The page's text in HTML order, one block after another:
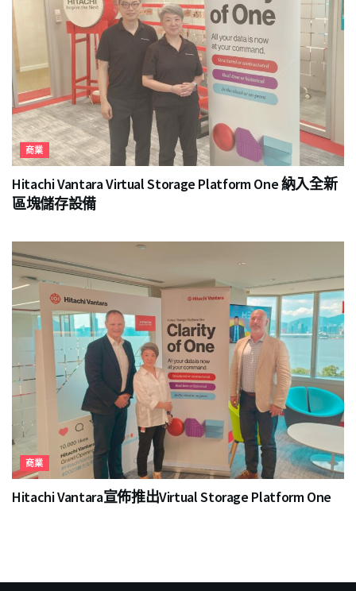
商業
Hitachi Vantara Virtual Storage Platform One 納入全新
區塊儲存設備
商業
Hitachi Vantara宣佈推出Virtual Storage Platform One